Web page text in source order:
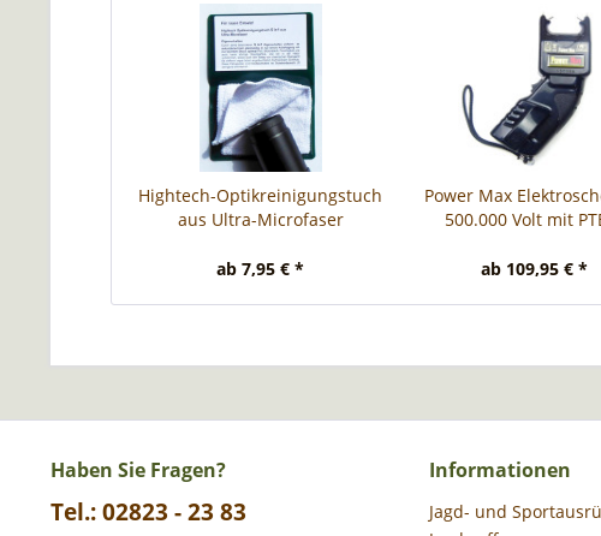
Hightech-Optikreinigungstuch
aus Ultra-Microfaser
ab 7,95 € *
Power Max
500.000 Volt mit
ab 109,95 € *
Haben Sie Fragen?
Tel.: 02823 - 23 83
Informationen
Jagd- und